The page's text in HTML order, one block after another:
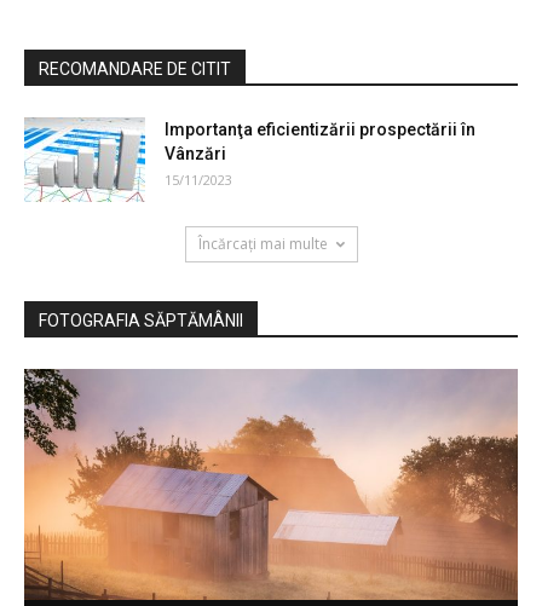
RECOMANDARE DE CITIT
Importanţa eficientizării prospectării în
Vânzări
15/11/2023
Încărcați mai multe
FOTOGRAFIA SĂPTĂMÂNII